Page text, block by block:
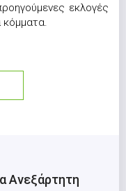
εκλογές
κόμματα.
Ανεξάρτητη